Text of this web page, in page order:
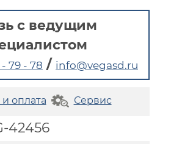
с ведущим
79 - 78 / info@vegasd.ru
оплата Сервис
42456